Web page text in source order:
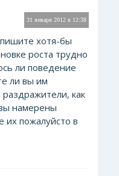
31 января 2012 в 12:38
хотя-бы
роста трудно
ли поведение
ли вы им
как
намерены
их пожалуйсто в